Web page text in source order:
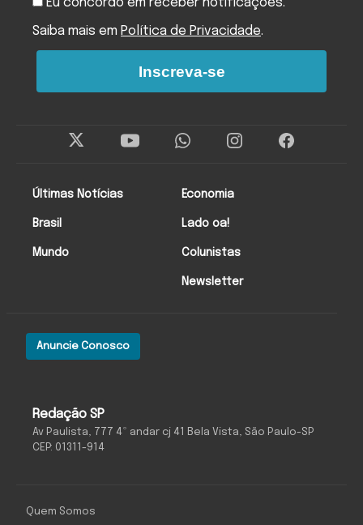
Redação SP
Av Paulista, 777 4º andar cj 41 Bela Vista, São Paulo-SP
CEP: 01311-914
Anuncie Conosco
Últimas Notícias
Brasil
Mundo
Economia
Lado oa!
Colunistas
Newsletter
Eu concordo em receber notificações.
Saiba mais em Política de Privacidade.
Inscreva-se
Quem Somos